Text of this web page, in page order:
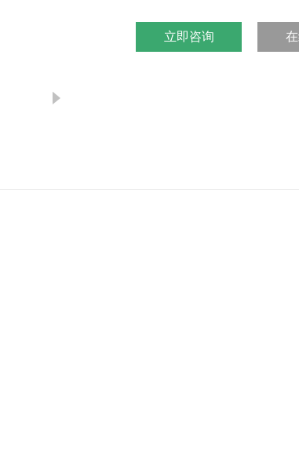
立即咨询